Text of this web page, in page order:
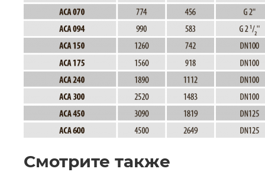
Смотрите также